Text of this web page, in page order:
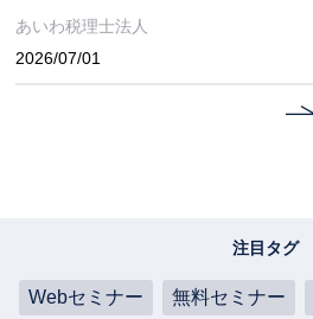
コラム］
あいわ税理士法人
2026/07/01
注目タグ
Webセミナー 無料セミナー